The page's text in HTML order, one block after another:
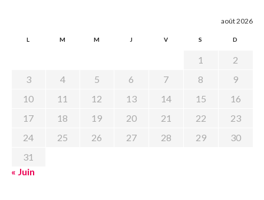
août 2026
L M M J V S D
1
2
3
4 5 6 7 8
9
10
11 12 13 14 15
16
17
18 19 20 21 22
23
24
25 26 27 28 29
30
31
« Juin